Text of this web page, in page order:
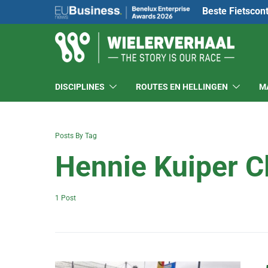
Beste
DISCIPLINES ROUTES EN HELLINGEN
Posts By Tag
Hennie Kuiper
1 Post